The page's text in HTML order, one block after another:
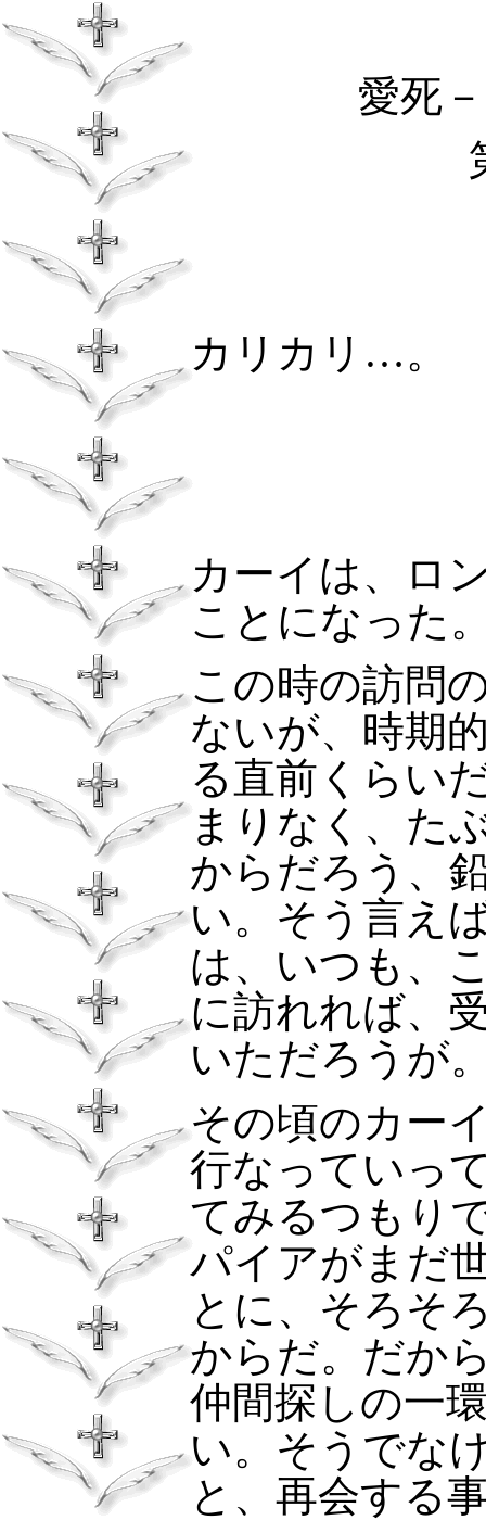
愛死
カリカリ…。
カーイは、ロ
ことになった
この時の訪問
ないが、時期
る直前くらい
まりなく、た
からだろう、
い。そう言え
は、いつも、
に訪れれば、
いただろうが
その頃のカー
行なっていっ
てみるつもり
パイアがまだ
とに、そろそ
からだ。だか
仲間探しの一
い。そうでな
と、再会す